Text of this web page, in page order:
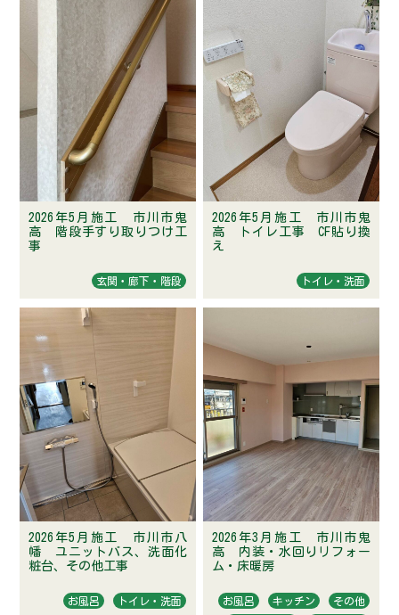
2026年5月施工 市川市鬼
高 階段手すり取りつけ工
事
玄関・廊下・階段
2026年5月施工 市川市鬼
高 トイレ工事 CF貼り換
え
トイレ・洗面
2026年5月施工 市川市八
幡 ユニットバス、洗面化
粧台、その他工事
お風呂 トイレ・洗面
2026年3月施工 市川市鬼
高 内装・水回りリフォー
ム・床暖房
お風呂 キッチン
その他